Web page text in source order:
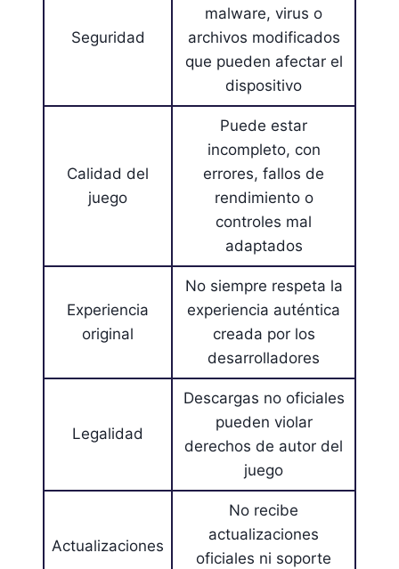
Seguridad
malware, virus o
archivos modificados
que pueden afectar el
dispositivo
Calidad del
juego
Puede estar
incompleto, con
errores, fallos de
rendimiento o
controles mal
adaptados
Experiencia
original
No siempre respeta la
experiencia auténtica
creada por los
desarrolladores
Legalidad
Descargas no oficiales
pueden violar
derechos de autor del
juego
Actualizaciones
No recibe
actualizaciones
oficiales ni soporte